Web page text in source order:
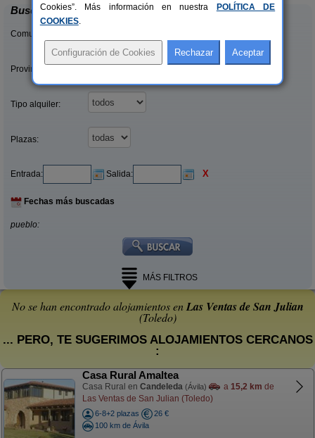
Buscar
Comunidades:
Provincias/Islas:
Tipo alquiler:
Plazas:
Entrada: Salida: X
Fechas más buscadas
pueblo:
MÁS FILTROS
No se han encontrado alojamientos enLas Ventas de San Julian
(Toledo)
... PERO, TE SUGERIMOS ALOJAMIENTOS CERCANOS
:
Casa Rural Amaltea
Casa Rural en Candeleda (Ávila) a 15,2 km de
Las Ventas de San Julian (Toledo)
6-8+2 plazas
26 €
100 km de Ávila
Cookies”. Más información en nuestra
POLÍTICA DE
COOKIES.